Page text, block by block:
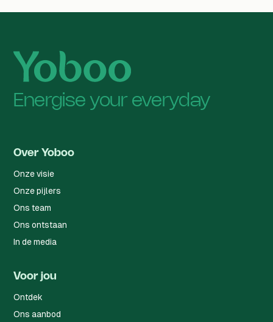
Energise your everyday
Over Yoboo
Onze visie
Onze pijlers
Ons team
Ons ontstaan
In de media
Voor jou
Ontdek
Ons aanbod